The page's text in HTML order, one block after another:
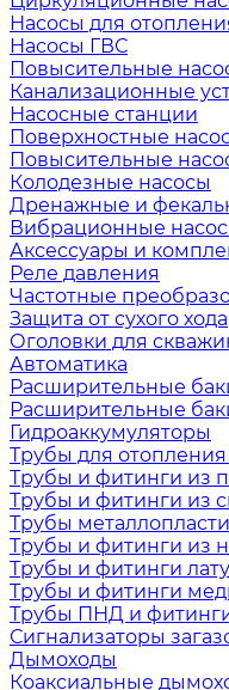
Насосы для
Насосы ГВС
Повысительные
Канализационные
Насосные станции
Поверхностные
Повысительные
Колодезные насосы
Дренажные и
Вибрационные
Аксессуары и
Реле давления
Частотные
Защита от сухого хода
Оголовки для
Автоматика
Расширительные
Расширительные
Гидроаккумуляторы
Трубы для
Трубы и фитинги из
Трубы и фитинги из
Трубы
Трубы и фитинги из
Трубы и фитинги
Трубы и фитинги
Трубы ПНД и
Сигнализаторы
Дымоходы
Коаксиальные